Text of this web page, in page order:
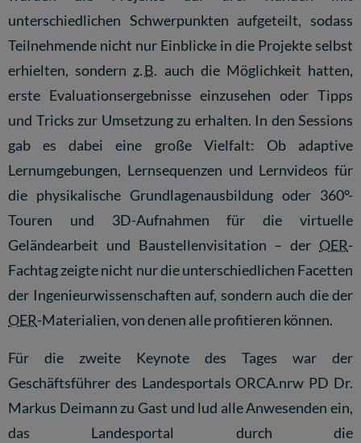
unterschiedlichen Schwerpunkten aufgeteilt, sodass
Teilnehmende nicht nur Einblicke in die Projekte selbst
erhielten, sondernz. B. auch die Möglichkeit hatten,
erste Evaluationsergebnisse einzusehen oder Tipps
und Tricks zur Umsetzung zu erhalten. In den Sessions
gab es dabei eine große Vielfalt: Ob adaptive
Lernumgebungen, Lernsequenzen und Lernvideos für
die physikalische Grundlagenausbildung oder 360°-
Touren und 3D-Aufnahmen für die virtuelle
Geländearbeit und Baustellenvisitation – der OER-
Fachtag zeigte nicht nur die unterschiedlichen Facetten
der Ingenieurwissenschaften auf, sondern auch die der
OER-Materialien, von denen alle profitieren können.
Für die zweite Keynote des Tages war der
Geschäftsführer des Landesportals ORCA.nrw PD Dr.
Markus Deimann zu Gast und lud alle Anwesenden ein,
das Landesportal durch die